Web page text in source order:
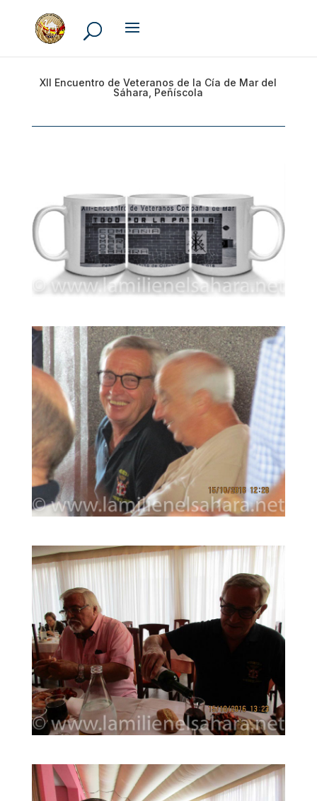
XII Encuentro de Veteranos de la Cía de Mar del
Sáhara, Peñíscola